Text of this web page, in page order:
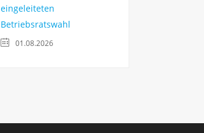
eingeleiteten
Betriebsratswahl
01.08.2026